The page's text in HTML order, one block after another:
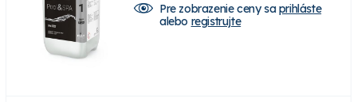
Pre zobrazenie ceny saprihláste
alebo registrujte